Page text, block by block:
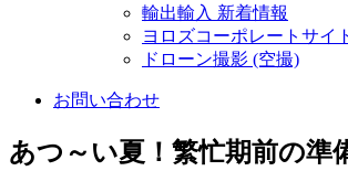
輸出輸入 新着情報
ヨロズコーポレートサイ
ドローン撮影 (空撮)
お問い合わせ
あつ～い夏！繁忙期前の